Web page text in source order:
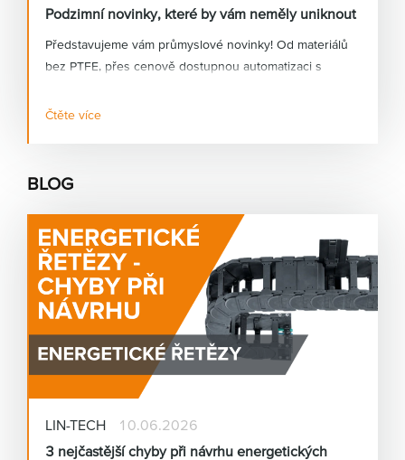
Podzimní novinky, které by vám neměly uniknout
Představujeme vám průmyslové novinky! Od materiálů
bez PTFE, přes cenově dostupnou automatizaci s
Čtěte více
BLOG
LIN-TECH
10.06.2026
3 nejčastější chyby při návrhu energetických